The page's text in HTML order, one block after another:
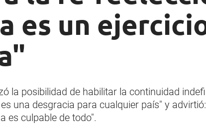
es un
la posibilidad de habilitar la continuidad
una desgracia para cualquier país" y
es culpable de todo".